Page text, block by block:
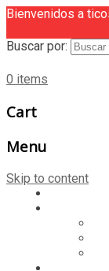
Bienvenidos a
Buscar por:
0 items
Cart
Menu
Skip to content